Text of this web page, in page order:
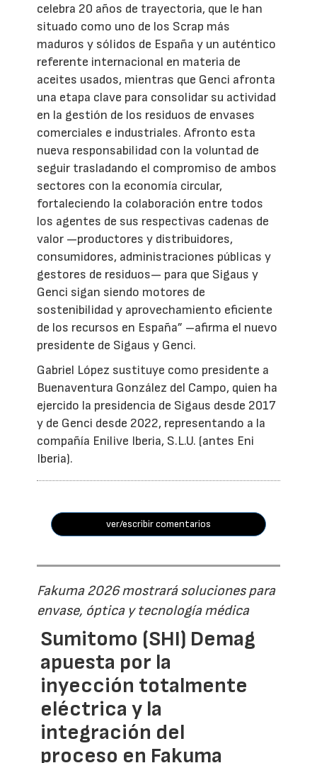
celebra 20 años de trayectoria, que le han
situado como uno de los Scrap más
maduros y sólidos de España y un auténtico
referente internacional en materia de
aceites usados, mientras que Genci afronta
una etapa clave para consolidar su actividad
en la gestión de los residuos de envases
comerciales e industriales. Afronto esta
nueva responsabilidad con la voluntad de
seguir trasladando el compromiso de ambos
sectores con la economía circular,
fortaleciendo la colaboración entre todos
los agentes de sus respectivas cadenas de
valor —productores y distribuidores,
consumidores, administraciones públicas y
gestores de residuos— para que Sigaus y
Genci sigan siendo motores de
sostenibilidad y aprovechamiento eficiente
de los recursos en España” –afirma el nuevo
presidente de Sigaus y Genci.
Gabriel López sustituye como presidente a
Buenaventura González del Campo, quien ha
ejercido la presidencia de Sigaus desde 2017
y de Genci desde 2022, representando a la
compañía Enilive Iberia, S.L.U. (antes Eni
Iberia).
ver/escribir comentarios
Fakuma 2026 mostrará soluciones para
envase, óptica y tecnología médica
Sumitomo (SHI) Demag
apuesta por la
inyección totalmente
eléctrica y la
integración del
proceso en Fakuma